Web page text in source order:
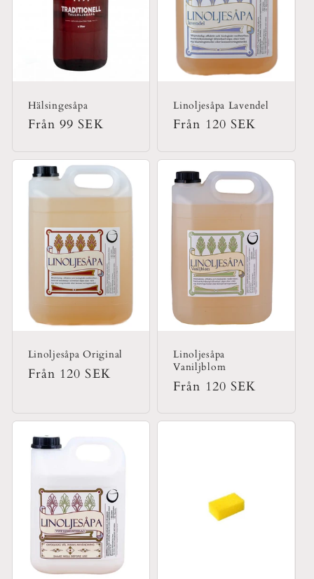
Hälsingesåpa
Ordinarie
Från 99 SEK
Linoljesåpa Lavendel
Ordinarie
Från 120 SEK
Linoljesåpa Original
Ordinarie
Från 120 SEK
Linoljesåpa
Vaniljblom
Ordinarie
Från 120 SEK